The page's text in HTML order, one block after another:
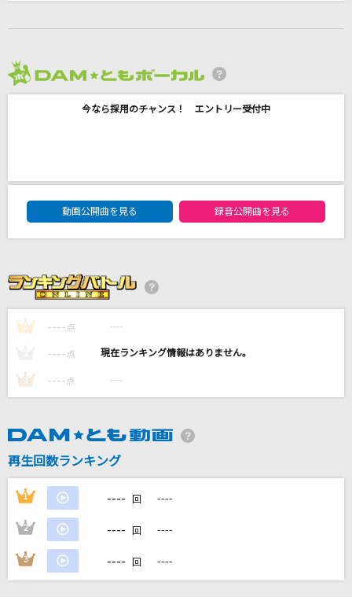
夜半の雨
Angel
ちゃんみな
今なら採用のチャンス！ エントリー受付中
DAM★ともボーカルエントリーランキング
動画公開曲を見る
録音公開曲を見る
1 ---- 点 ----
---- 点 ----
3 ---- 点 ----
再生回数ランキング
1 ---- 回 ----
2 ---- 回 ----
3 ---- 回 ----